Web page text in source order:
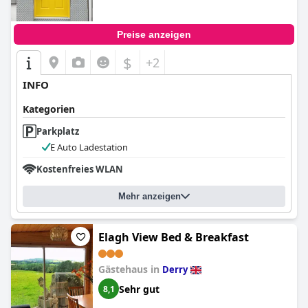
Preise anzeigen
$ +2
INFO
Kategorien
Parkplatz
E Auto Ladestation
Kostenfreies WLAN
Mehr anzeigen
Elagh View Bed & Breakfast
Gästehaus in Derry
8,1 Sehr gut